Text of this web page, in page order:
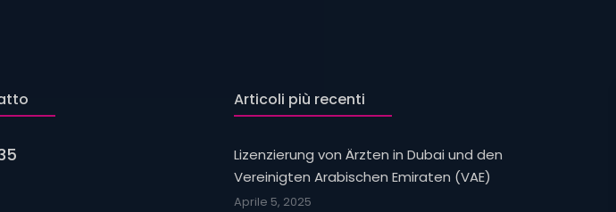
Articoli più recenti
Lizenzierung von Ärzten in Dubai und den
Vereinigten Arabischen Emiraten (VAE)
Aprile 5, 2025